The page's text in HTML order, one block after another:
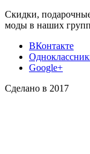
Скидки,
моды в наших
ВКонтакте
Google+
Сделано в 2017